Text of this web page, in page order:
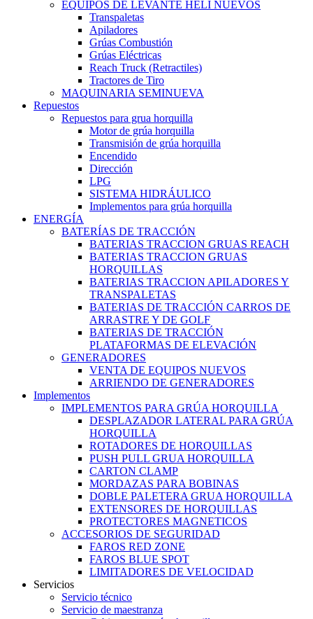
EQUIPOS DE LEVANTE HELI NUEVOS
Transpaletas
Apiladores
Grúas Combustión
Grúas Eléctricas
Reach Truck (Retractiles)
Tractores de Tiro
MAQUINARIA SEMINUEVA
Repuestos
Repuestos para grua horquilla
Motor de grúa horquilla
Transmisión de grúa horquilla
Encendido
Dirección
LPG
SISTEMA HIDRÁULICO
Implementos para grúa horquilla
ENERGÍA
BATERÍAS DE TRACCIÓN
BATERIAS TRACCION GRUAS REACH
BATERIAS TRACCION GRUAS
HORQUILLAS
BATERIAS TRACCION APILADORES Y
TRANSPALETAS
BATERIAS DE TRACCIÓN CARROS DE
ARRASTRE Y DE GOLF
BATERIAS DE TRACCIÓN
PLATAFORMAS DE ELEVACIÓN
GENERADORES
VENTA DE EQUIPOS NUEVOS
ARRIENDO DE GENERADORES
Implementos
IMPLEMENTOS PARA GRÚA HORQUILLA
DESPLAZADOR LATERAL PARA GRÚA
HORQUILLA
ROTADORES DE HORQUILLAS
PUSH PULL GRUA HORQUILLA
CARTON CLAMP
MORDAZAS PARA BOBINAS
DOBLE PALETERA GRUA HORQUILLA
EXTENSORES DE HORQUILLAS
PROTECTORES MAGNETICOS
ACCESORIOS DE SEGURIDAD
FAROS RED ZONE
FAROS BLUE SPOT
LIMITADORES DE VELOCIDAD
Servicios
Servicio técnico
Servicio de maestranza